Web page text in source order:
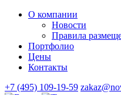
О компании
Новости
Правила
Портфолио
Цены
Контакты
+7 (495) 109-19-59